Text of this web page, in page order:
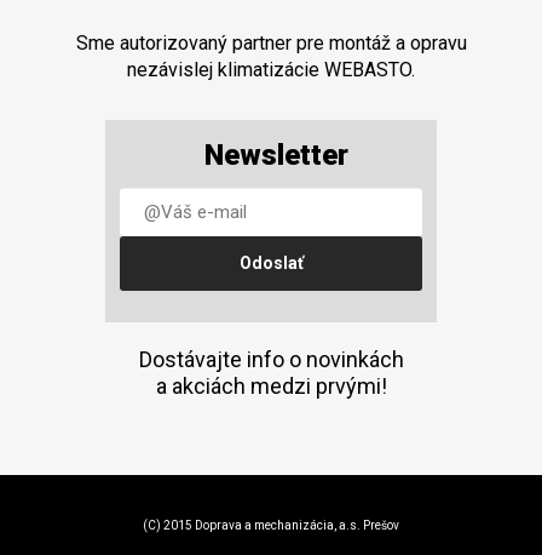
Sme autorizovaný partner pre montáž a opravu
nezávislej klimatizácie WEBASTO.
Newsletter
Dostávajte info o novinkách
a akciách medzi prvými!
(C) 2015 Doprava a mechanizácia, a.s. Prešov